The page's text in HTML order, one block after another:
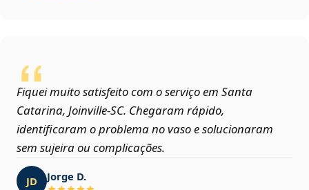
Fiquei muito satisfeito com o serviço em Santa
Catarina, Joinville‑SC. Chegaram rápido,
identificaram o problema no vaso e solucionaram
sem sujeira ou complicações.
JD Jorge D.